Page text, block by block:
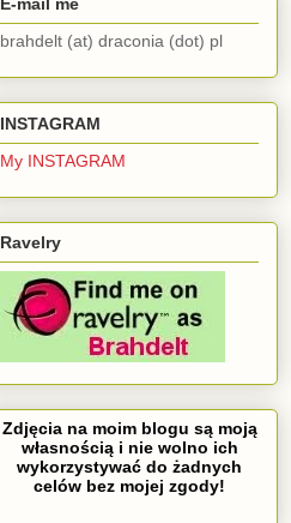
E-mail me
brahdelt (at) draconia (dot) pl
INSTAGRAM
My INSTAGRAM
Ravelry
Zdjęcia na moim blogu są moją
własnością i nie wolno ich
wykorzystywać do żadnych
celów bez mojej zgody!